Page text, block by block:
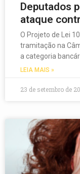
Deputados
ataque
O Projeto de Lei
tramitação na
a categoria
LEIA MAIS »
23 de setembro de